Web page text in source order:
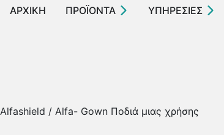
ΑΡΧΙΚΗ ΠΡΟΪΟΝΤΑ ΥΠΗΡΕΣΙΕΣ
Alfashield / Alfa- Gown Ποδιά μιας χρήσης